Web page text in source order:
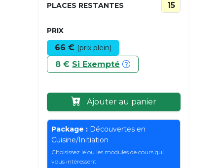
PLACES RESTANTES 15
PRIX
66 € (prix plein)
8 € Si Exempté
Ajouter au panier
Package : Découvertes en
Cuisine/Initiation
Choisissez le ou les modules de cours qui
vous intéressent